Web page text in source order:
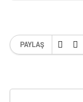
PAYLAŞ